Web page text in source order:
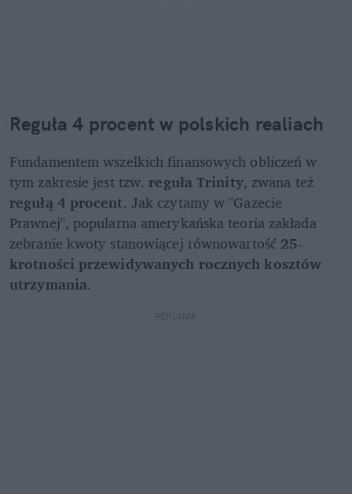
Reguła 4 procent w polskich realiach
Fundamentem wszelkich finansowych obliczeń w
tym zakresie jest tzw. reguła Trinity
, zwana też
regułą 4 procent. Jak czytamy w "Gazecie
Prawnej", popularna amerykańska teoria zakłada
zebranie kwoty stanowiącej równowartość 25-
krotności przewidywanych rocznych kosztów
utrzymania.
REKLAMA